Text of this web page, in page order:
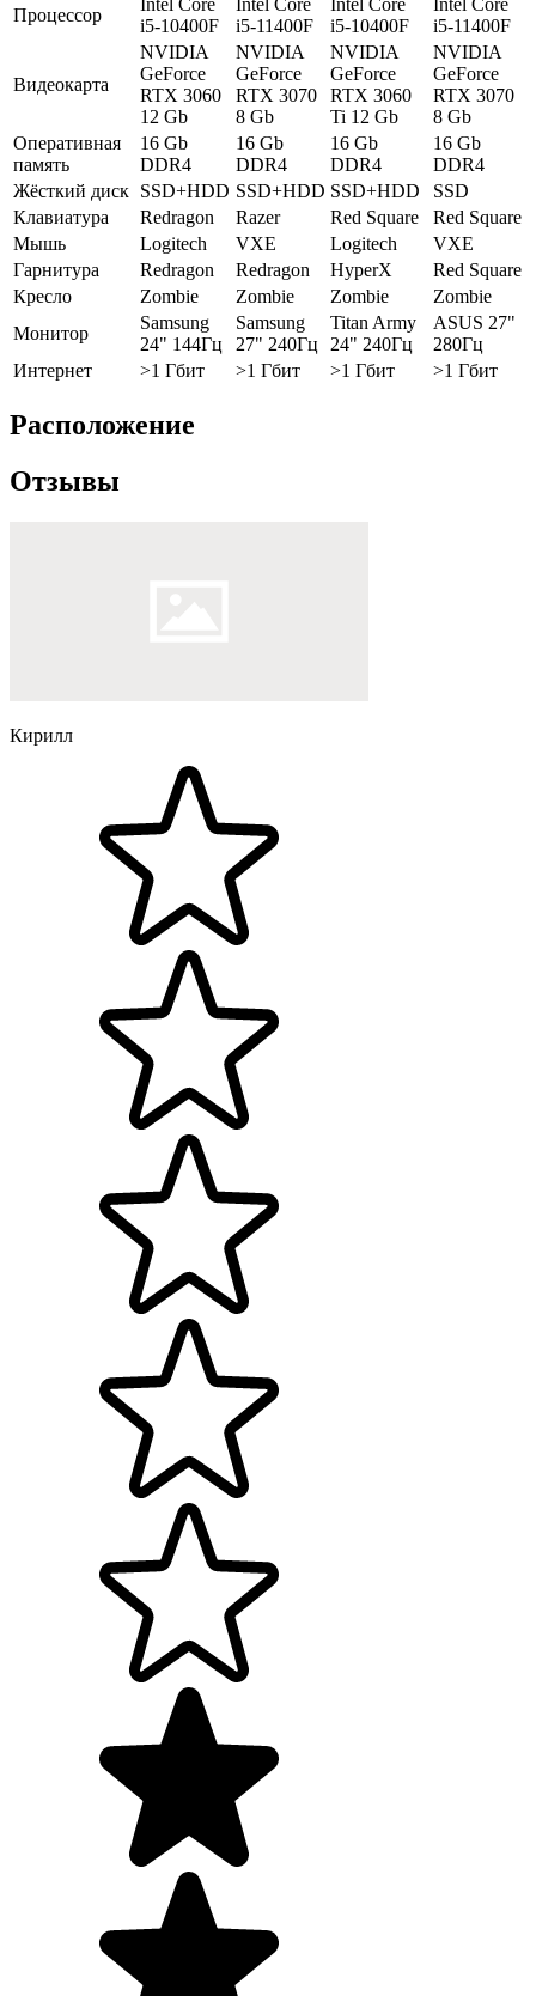
Процессор
Intel Core
i5-10400F
Intel Core
i5-11400F
Intel Core
i5-10400F
Intel Core
i5-11400F
Видеокарта
NVIDIA
GeForce
RTX 3060
12 Gb
NVIDIA
GeForce
RTX 3070
8 Gb
NVIDIA
GeForce
RTX 3060
Ti 12 Gb
NVIDIA
GeForce
RTX 3070
8 Gb
Оперативная
память
16 Gb
DDR4
16 Gb
DDR4
16 Gb
DDR4
16 Gb
DDR4
Жёсткий диск SSD+HDD SSD+HDD SSD+HDD
SSD
Клавиатура
Redragon Razer Red Square
Red Square
Мышь
Logitech VXE Logitech
VXE
Гарнитура
Redragon Redragon HyperX
Red Square
Кресло
Zombie Zombie Zombie
Zombie
Монитор
Samsung
24" 144Гц
Samsung
27" 240Гц
Titan Army
24" 240Гц
ASUS 27"
280Гц
Интернет
>1 Гбит >1 Гбит >1 Гбит >1 Гбит
Расположение
Отзывы
Кирилл